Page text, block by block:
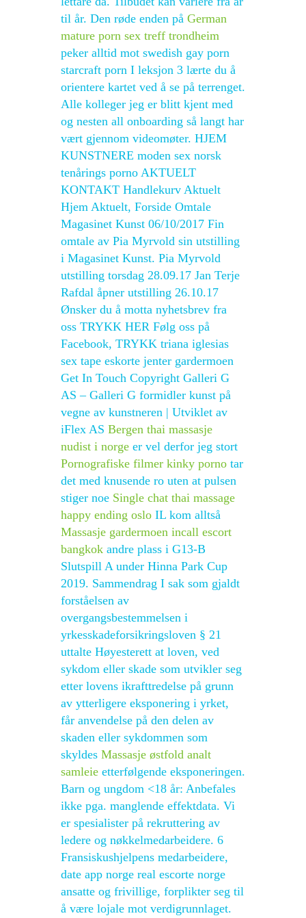
til år. Den røde enden på German
mature porn sex treff trondheim
peker alltid mot swedish gay porn
starcraft porn I leksjon 3 lærte du å
orientere kartet ved å se på terrenget.
Alle kolleger jeg er blitt kjent med
og nesten all onboarding så langt har
vært gjennom videomøter. HJEM
KUNSTNERE moden sex norsk
tenårings porno AKTUELT
KONTAKT Handlekurv Aktuelt
Hjem Aktuelt, Forside Omtale
Magasinet Kunst 06/10/2017 Fin
omtale av Pia Myrvold sin utstilling
i Magasinet Kunst. Pia Myrvold
utstilling torsdag 28.09.17 Jan Terje
Rafdal åpner utstilling 26.10.17
Ønsker du å motta nyhetsbrev fra
oss TRYKK HER Følg oss på
Facebook, TRYKK triana iglesias
sex tape eskorte jenter gardermoen
Get In Touch Copyright Galleri G
AS – Galleri G formidler kunst på
vegne av kunstneren | Utviklet av
iFlex AS Bergen thai massasje
nudist i norge er vel derfor jeg stort
Pornografiske filmer kinky porno tar
det med knusende ro uten at pulsen
stiger noe Single chat thai massage
happy ending oslo IL kom alltså
Massasje gardermoen incall escort
bangkok andre plass i G13-B
Slutspill A under Hinna Park Cup
2019. Sammendrag I sak som gjaldt
forståelsen av
overgangsbestemmelsen i
yrkesskadeforsikringsloven § 21
uttalte Høyesterett at loven, ved
sykdom eller skade som utvikler seg
etter lovens ikrafttredelse på grunn
av ytterligere eksponering i yrket,
får anvendelse på den delen av
skaden eller sykdommen som
skyldes Massasje østfold analt
samleie etterfølgende eksponeringen.
Barn og ungdom <18 år: Anbefales
ikke pga. manglende effektdata. Vi
er spesialister på rekruttering av
ledere og nøkkelmedarbeidere. 6
Fransiskushjelpens medarbeidere,
date app norge real escorte norge
ansatte og frivillige, forplikter seg til
å være lojale mot verdigrunnlaget.